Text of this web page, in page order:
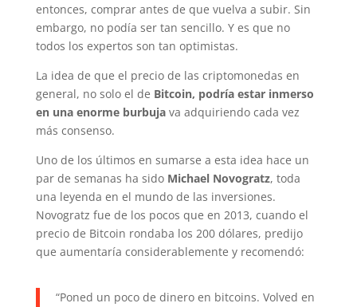
entonces, comprar antes de que vuelva a subir. Sin
embargo, no podía ser tan sencillo. Y es que no
todos los expertos son tan optimistas.
La idea de que el precio de las criptomonedas en
general, no solo el de Bitcoin, podría estar inmerso
en una enorme burbujava adquiriendo cada vez
más consenso.
Uno de los últimos en sumarse a esta idea hace un
par de semanas ha sido Michael Novogratz, toda
una leyenda en el mundo de las inversiones.
Novogratz fue de los pocos que en 2013, cuando el
precio de Bitcoin rondaba los 200 dólares, predijo
que aumentaría considerablemente y recomendó:
“Poned un poco de dinero en bitcoins. Volved en